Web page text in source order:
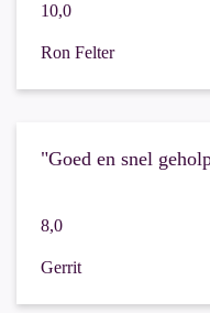
10,0
Ron Felter
"Goed en snel
8,0
Gerrit